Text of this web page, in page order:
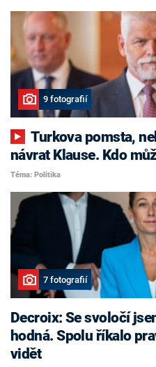
9 fotografií
Turkova pomsta, nekonfliktní Havlíček i
návrat Klause. Kdo
Téma: Politika
7 fotografií
Decroix: Se svoločí
hodná. Spolu říkalo
vidět